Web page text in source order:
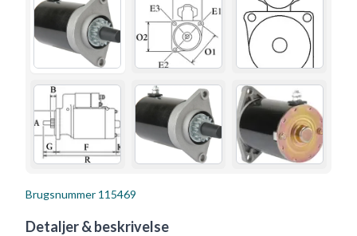
Brugsnummer 115469
Detaljer & beskrivelse